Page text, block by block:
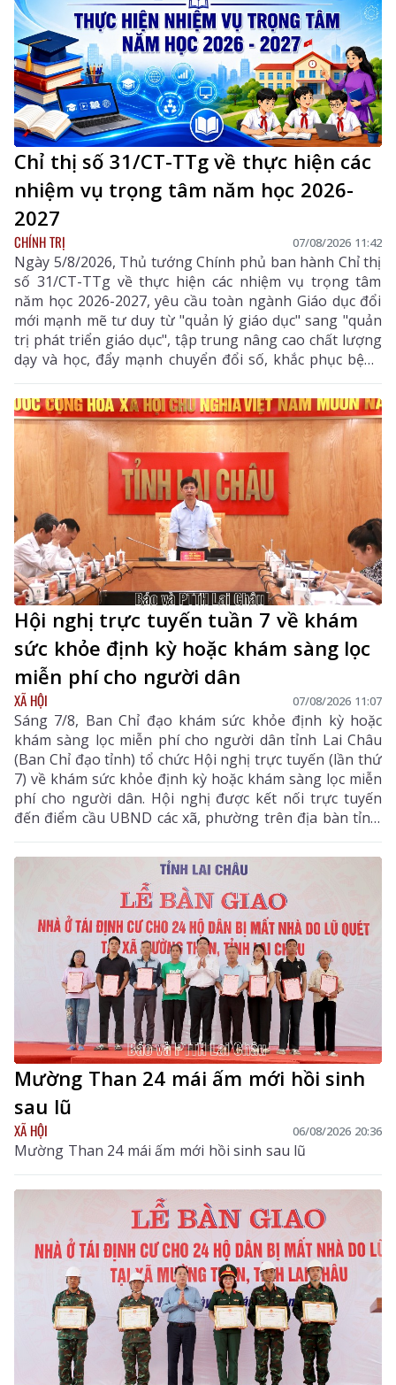
Chỉ thị số 31/CT-TTg về thực hiện các
nhiệm vụ trọng tâm năm học 2026-
2027
CHÍNH TRỊ 07/08/2026 11:42
Ngày 5/8/2026, Thủ tướng Chính phủ ban hành Chỉ thị
số 31/CT-TTg về thực hiện các nhiệm vụ trọng tâm
năm học 2026-2027, yêu cầu toàn ngành Giáo dục đổi
mới mạnh mẽ tư duy từ "quản lý giáo dục" sang "quản
trị phát triển giáo dục", tập trung nâng cao chất lượng
dạy và học, đẩy mạnh chuyển đổi số, khắc phục bệnh
thành tích, bảo đảm đủ giáo viên, trường lớp, cơ sở
vật chất và xây dựng môi trường giáo dục an toàn,
hiện đại, đáp ứng yêu cầu phát triển nguồn nhân lực
chất lượng cao.
Hội nghị trực tuyến tuần 7 về khám
sức khỏe định kỳ hoặc khám sàng lọc
miễn phí cho người dân
XÃ HỘI 07/08/2026 11:07
Sáng 7/8, Ban Chỉ đạo khám sức khỏe định kỳ hoặc
khám sàng lọc miễn phí cho người dân tỉnh Lai Châu
(Ban Chỉ đạo tỉnh) tổ chức Hội nghị trực tuyến (lần thứ
7) về khám sức khỏe định kỳ hoặc khám sàng lọc miễn
phí cho người dân. Hội nghị được kết nối trực tuyến
đến điểm cầu UBND các xã, phường trên địa bàn tỉnh.
Đồng chí Bùi Tiến Thanh – Tỉnh ủy viên, Giám đốc Sở
Y tế, Phó Trưởng Ban chỉ đạo tỉnh chủ trì hội nghị. Dự
hội nghị còn có các đồng chí thành viên Ban Chỉ đạo
Mường Than 24 mái ấm mới hồi sinh
sau lũ
XÃ HỘI 06/08/2026 20:36
Mường Than 24 mái ấm mới hồi sinh sau lũ